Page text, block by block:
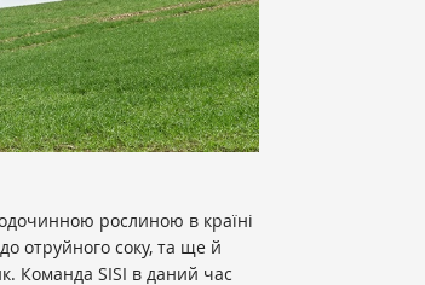
рослиною в країні
отруйного соку, та ще й
Команда SISI в даний час